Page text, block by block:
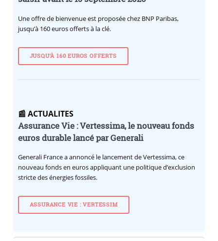
Une offre de bienvenue est proposée chez BNP Paribas,
jusqu’à 160 euros offerts à la clé.
JUSQU’À 160 EUROS OFFERTS
📰 ACTUALITES
Assurance Vie : Vertessima, le nouveau fonds
euros durable lancé par Generali
Generali France a annoncé le lancement de Vertessima, ce
nouveau fonds en euros appliquant une politique d’exclusion
stricte des énergies fossiles.
ASSURANCE VIE : VERTESSIM